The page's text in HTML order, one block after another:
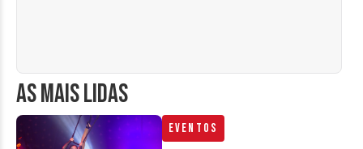
AS MAIS LIDAS
Eventos